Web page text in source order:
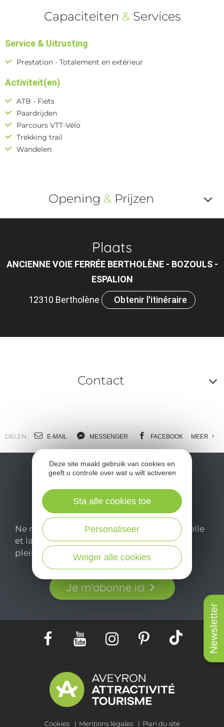
Newsletter
Capaciteiten &Services
Service & Uitrusting
Prestation - Totalement en extérieur
Activiteit(en)
ATB - Fiets
Paardrijden
Parcours VTT-Vélo
Trekking trail
Wandelen
Opening &Prijzen
Plaats
ANCIENNE VOIE FERRÉE BERTHOLÈNE - BOZOULS -
ESPALION
12310 Bertholène
Obtenir l'itinéraire
Contact
DELEN : E-MAIL MESSENGER FACEBOOK MEER
Ne manquez pas notre newsletter mensuelle
et laissez-vous inspirer pour profiter
pleinement de votre séjour en Aveyron.
Je m'abonne ici
Cookies Mentions légales Plan du site
Deze site maakt gebruik van cookies en
geeft u controle over wat u wilt activeren
Weiger alle cookies
Personaliseer
Sta alle cookies toe